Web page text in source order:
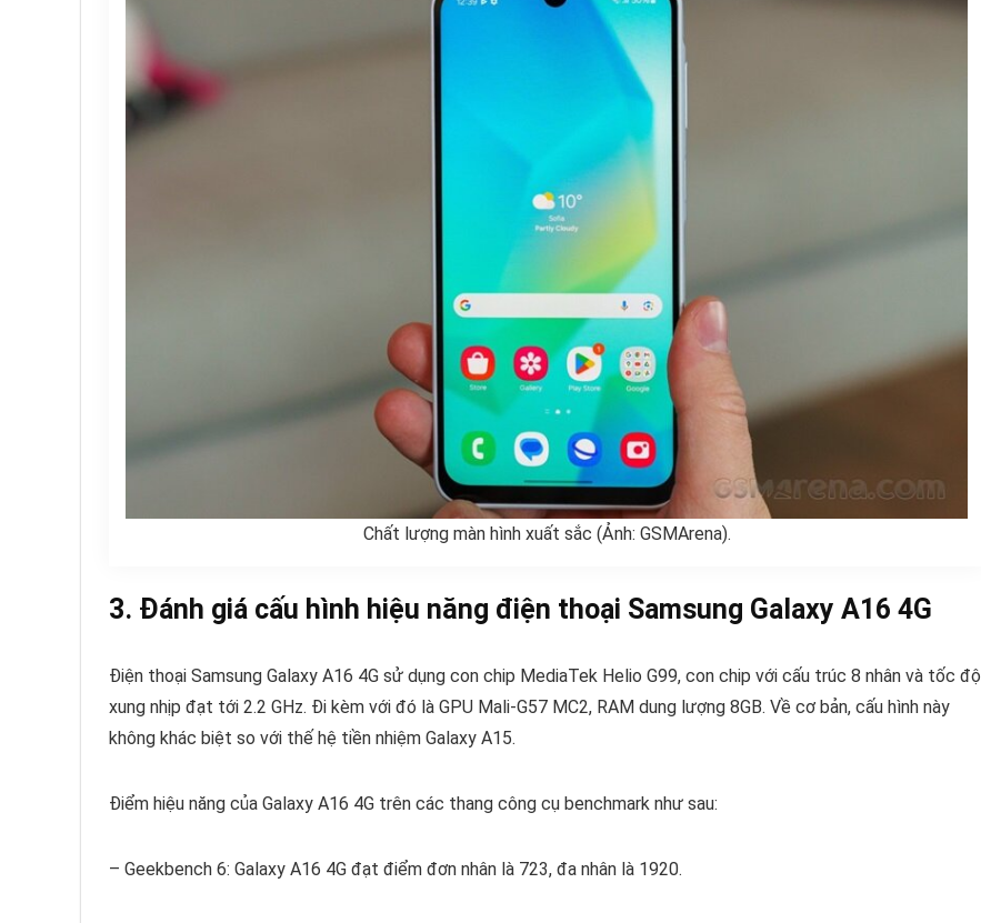
Chất lượng màn hình xuất sắc (Ảnh: GSMArena).
3. Đánh giá cấu hình hiệu năng điện thoại Samsung Galaxy A16 4G
Điện thoại Samsung Galaxy A16 4G sử dụng con chip MediaTek Helio G99, con chip với cấu trúc 8 nhân và tốc độ
xung nhịp đạt tới 2.2 GHz. Đi kèm với đó là GPU Mali-G57 MC2, RAM dung lượng 8GB. Về cơ bản, cấu hình này
không khác biệt so với thế hệ tiền nhiệm Galaxy A15.
Điểm hiệu năng của Galaxy A16 4G trên các thang công cụ benchmark như sau:
– Geekbench 6: Galaxy A16 4G đạt điểm đơn nhân là 723, đa nhân là 1920.